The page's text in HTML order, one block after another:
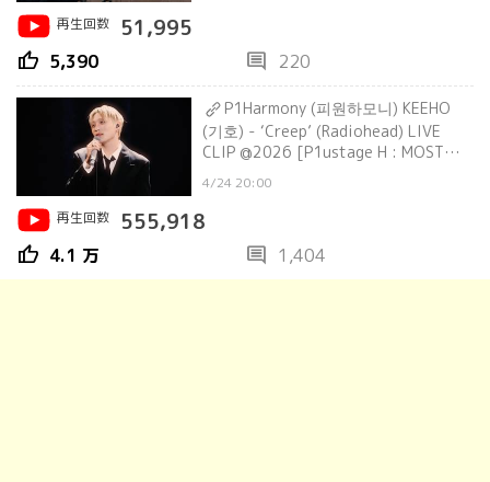
再生回数 51,995
thumb_up 5,390 comment 220
P1Harmony (피원하모니) KEEHO
(기호) - ‘Creep’ (Radiohead) LIVE
CLIP @2026 [P1ustage H : MOST
4/24 20:00
再生回数
555,918
thumb_up 4.1 万 comment 1,404